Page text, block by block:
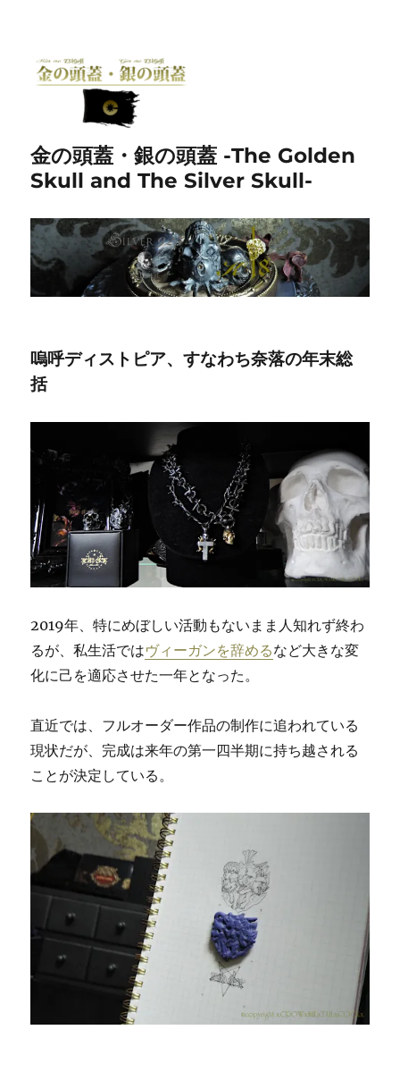
金の頭蓋・銀の頭蓋 -The Golden
Skull and The Silver Skull-
嗚呼ディストピア、すなわち奈落の年末総
括
2019年、特にめぼしい活動もないまま人知れず終わ
るが、私生活ではヴィーガンを辞めるなど大きな変
化に己を適応させた一年となった。
直近では、フルオーダー作品の制作に追われている
現状だが、完成は来年の第一四半期に持ち越される
ことが決定している。